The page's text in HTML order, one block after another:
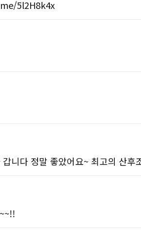
5l2H8k4x
다 정말 좋았어요~ 최고의 산후